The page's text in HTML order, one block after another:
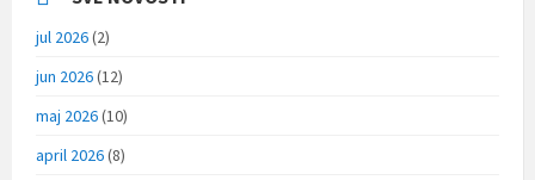
jul 2026(2)
jun 2026(12)
maj 2026(10)
april 2026(8)